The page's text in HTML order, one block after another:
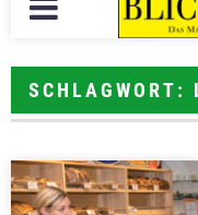
SCHLAGWORT: